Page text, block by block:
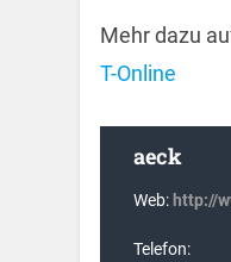
Mehr dazu
T-Online
aeck
Web:http://
Telefon: